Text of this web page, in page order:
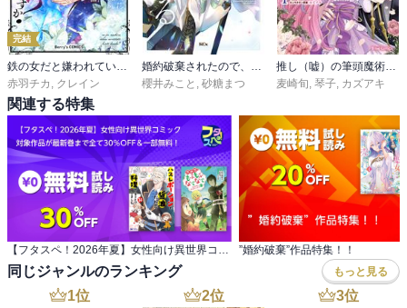
完結
赤羽チカ
クレイン
櫻井みこと
砂糖まつ
麦崎旬 琴子 カズアキ
関連する特集
”婚約破棄”作品特集！！
同じジャンルのランキング もっと見る
1位 2位 3位